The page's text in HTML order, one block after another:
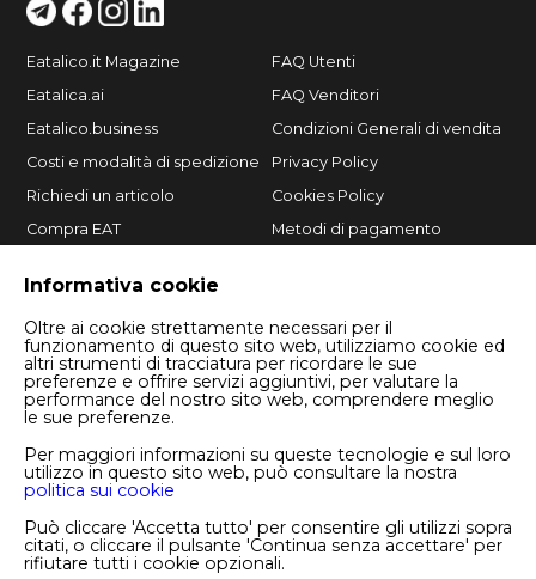
Informativa cookie
Oltre ai cookie strettamente necessari per il
funzionamento di questo sito web, utilizziamo cookie ed
altri strumenti di tracciatura per ricordare le sue
preferenze e offrire servizi aggiuntivi, per valutare la
performance del nostro sito web, comprendere meglio
le sue preferenze.
Per maggiori informazioni su queste tecnologie e sul loro
utilizzo in questo sito web, può consultare la nostra
politica sui cookie
Può cliccare 'Accetta tutto' per consentire gli utilizzi sopra
citati, o cliccare il pulsante 'Continua senza accettare' per
rifiutare tutti i cookie opzionali.
Eatalico.it Magazine
Eatalica.ai
Eatalico.business
Costi e modalità di spedizione
Richiedi un articolo
Compra EAT
FAQ Utenti
FAQ Venditori
Condizioni Generali di vendita
Privacy Policy
Cookies Policy
Metodi di pagamento
Numero REA BA - 614284